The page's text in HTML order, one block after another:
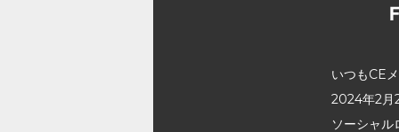
いつもCE
2024年2月
ソーシャ